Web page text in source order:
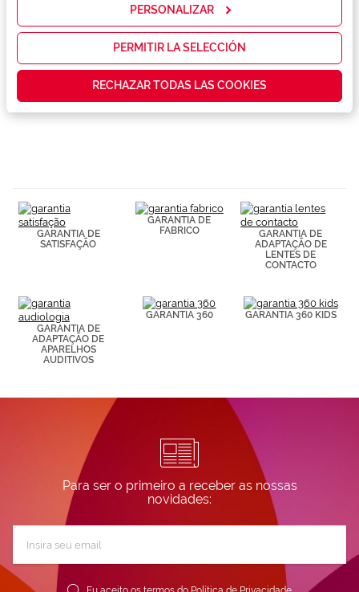
las
que realmente
contenidos
personalizados
(por ejemplo,
de páginas
visitadas).
Política de
Cookies.
PERSONALIZAR
PERMITIR LA SELECCIÓN
RECHAZAR TODAS LAS COOKIES
Conselhos
Garantias e serviços exclusivos
GARANTIA DE
SATISFAÇÃO
GARANTIA DE
FABRICO
GARANTIA DE
ADAPTAÇÃO DE
LENTES DE
CONTACTO
GARANTIA DE
ADAPTAÇÃO DE
APARELHOS
AUDITIVOS
GARANTIA 360 GARANTIA 360 KIDS
Para ser o primeiro a receber as nossas
novidades:
Newsletter: